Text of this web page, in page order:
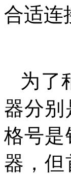
合适连
为了
器分别
格号是
器，但